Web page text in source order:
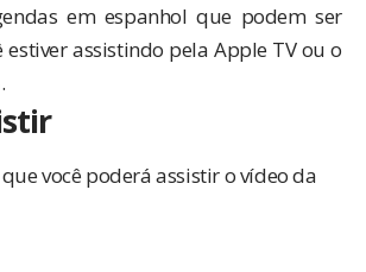
em espanhol que podem ser
estiver assistindo pela Apple TV ou o
você poderá assistir o vídeo da